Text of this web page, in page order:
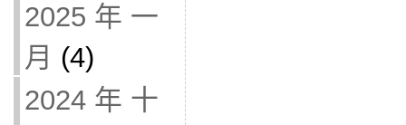
2025 年 一
月 (4)
2024 年 十